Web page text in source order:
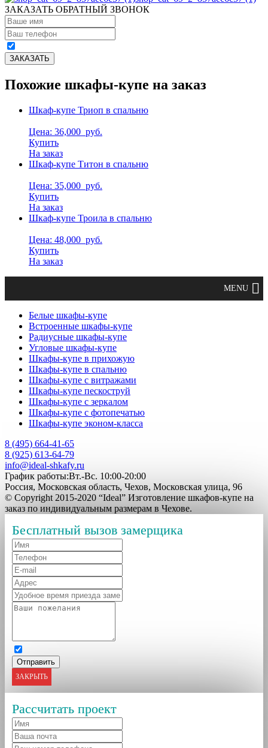
ЗАКАЗАТЬ ОБРАТНЫЙ ЗВОНОК
Похожие шкафы-купе на заказ
Шкаф-купе Триоп в спальню
Цена: 36,000 руб.
Купить
На заказ
Шкаф-купе Титон в спальню
Цена: 35,000 руб.
Купить
На заказ
Шкаф-купе Троила в спальню
Цена: 48,000 руб.
Купить
На заказ
Белые шкафы-купе
Встроенные шкафы-купе
Радиусные шкафы-купе
Угловые шкафы-купе
Шкафы-купе в прихожую
Шкафы-купе в спальню
Шкафы-купе с витражами
Шкафы-купе пескоструй
Шкафы-купе с зеркалом
Шкафы-купе с фотопечатью
Шкафы-купе эконом-класса
8 (495) 664-41-65
8 (925) 613-64-79
info@ideal-shkafy.ru
График работы:Вт.-Вс. 10:00-20:00
Россия, Московская область, Чехов, Московская улица, 96
© Copyright 2015-2020 “Ideal” Изготовление шкафов-купе на
заказ по индивидуальным размерам в Чехове.
Бесплатный вызов замерщика
ЗАКРЫТЬ
Рассчитать проект